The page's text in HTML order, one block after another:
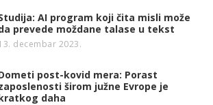
AI program koji čita misli može
prevede moždane talase u tekst
decembar 2023.
post-kovid mera: Porast
širom južne Evrope je
daha